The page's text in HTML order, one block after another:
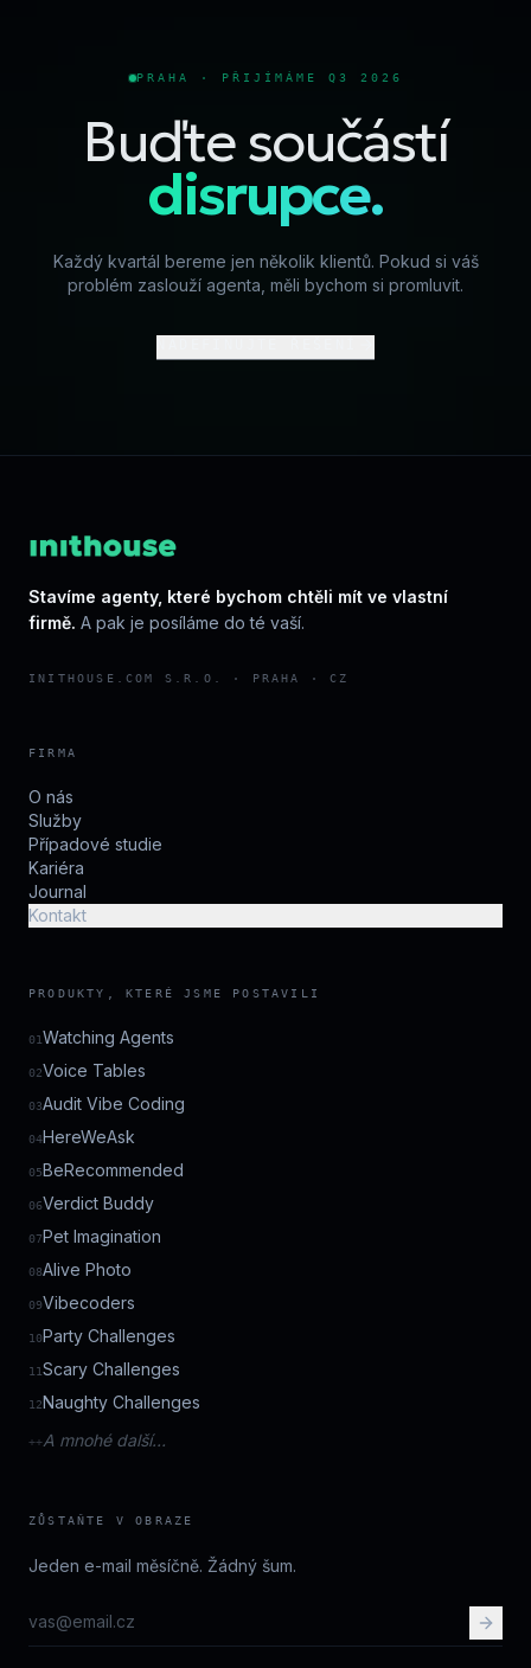
PRAHA · PŘIJÍMÁME Q3 2026
Buďte součástí
disrupce.
Každý kvartál bereme jen několik klientů. Pokud si váš
problém zaslouží agenta, měli bychom si promluvit.
Stavíme agenty, které bychom chtěli mít ve vlastní
firmě. A pak je posíláme do té vaší.
INITHOUSE.COM S.R.O. · PRAHA · CZ
FIRMA
O nás
Služby
Případové studie
Kariéra
Journal
Kontakt
PRODUKTY, KTERÉ JSME POSTAVILI
01Watching Agents
02Voice Tables
03Audit Vibe Coding
04HereWeAsk
05BeRecommended
06Verdict Buddy
07Pet Imagination
08Alive Photo
09Vibecoders
10Party Challenges
11Scary Challenges
12Naughty Challenges
++A mnohé další…
ZŮSTAŇTE V OBRAZE
Jeden e-mail měsíčně. Žádný šum.